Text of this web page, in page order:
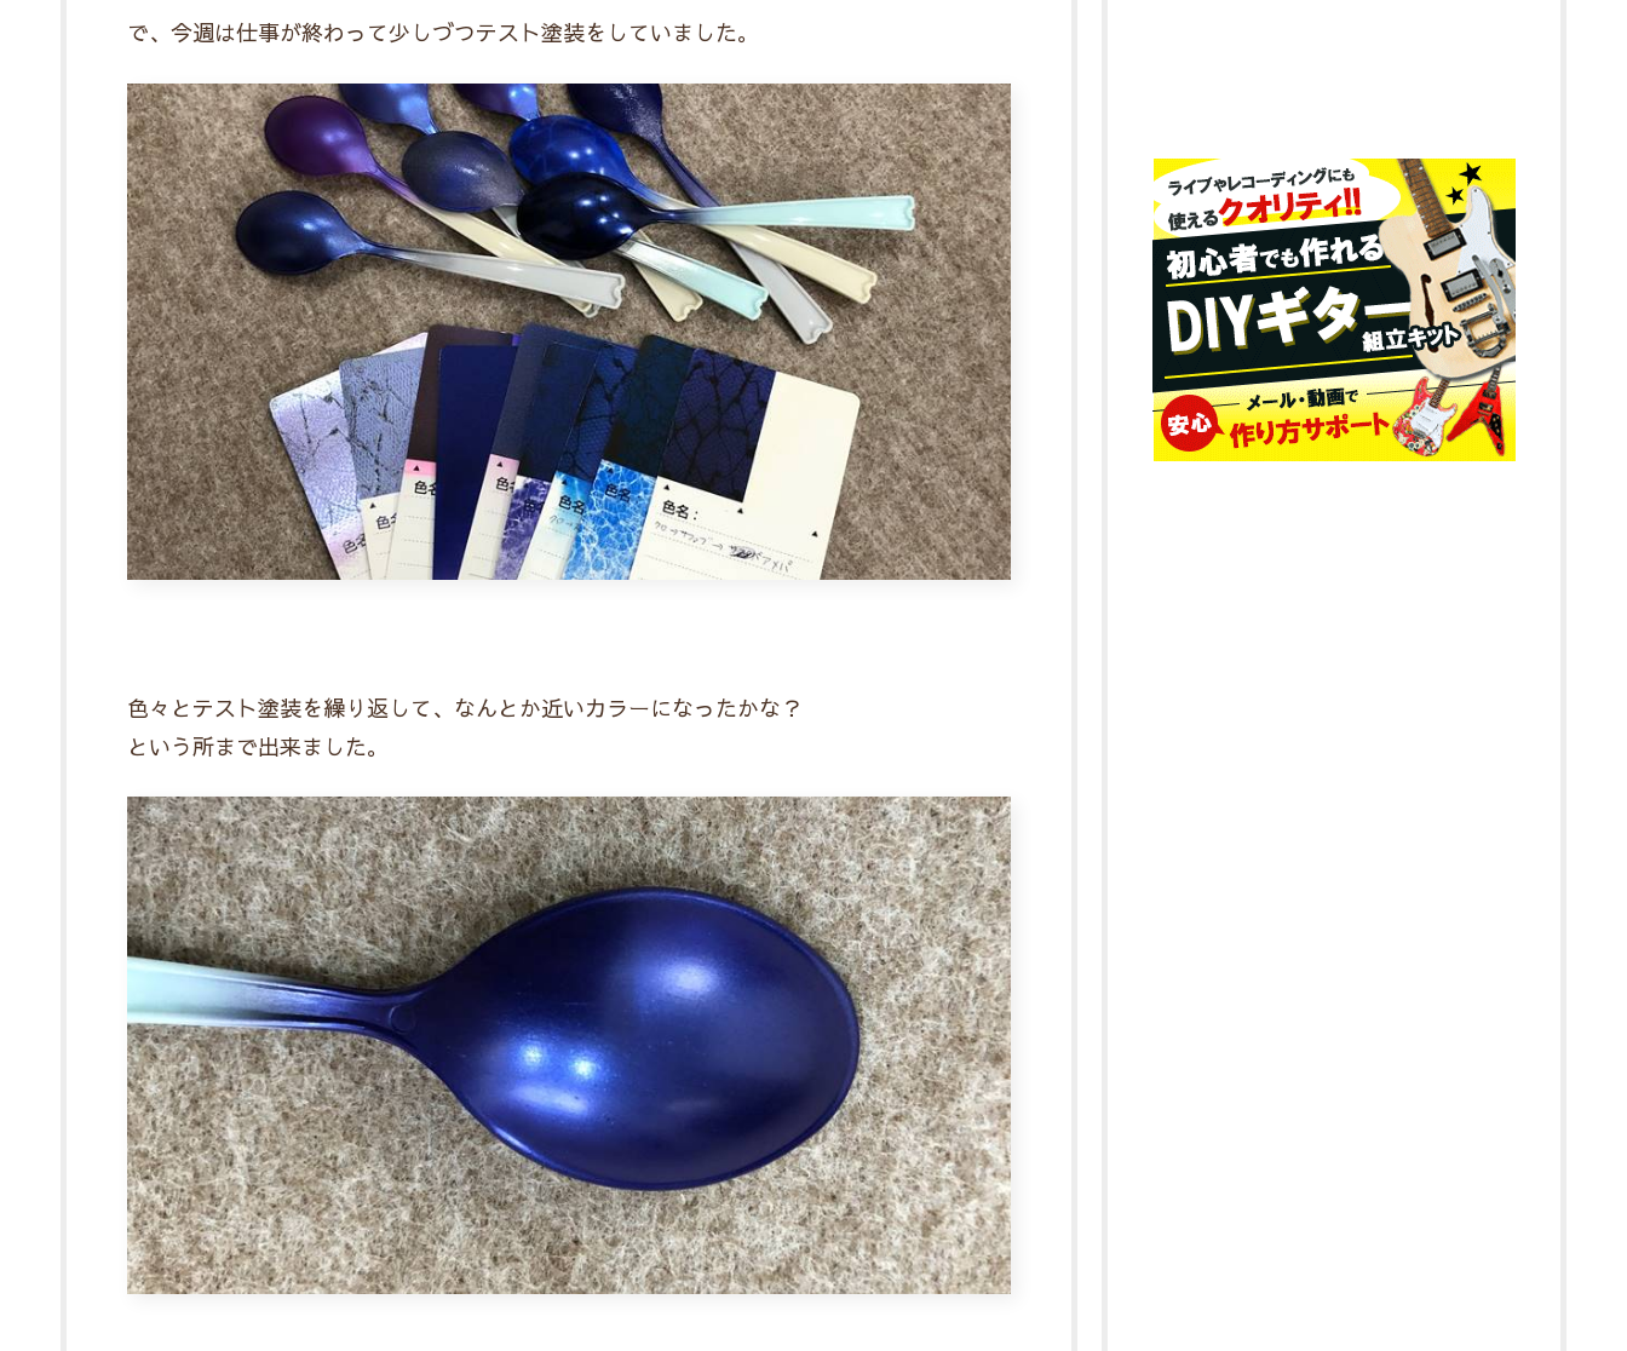
で、今週は仕事が終わって少しづつテスト塗装をしていました。
色々とテスト塗装を繰り返して、なんとか近いカラーになったかな？
という所まで出来ました。